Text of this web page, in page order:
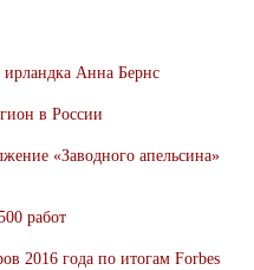
Анна Бернс
в России
«Заводного апельсина»
работ
2016 года по итогам Forbes